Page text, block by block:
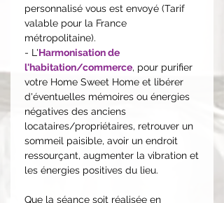
personnalisé vous est envoyé (Tarif
valable pour la France
métropolitaine).
- L'Harmonisation de
l'habitation/commerce, pour purifier
votre Home Sweet Home et libérer
d'éventuelles mémoires ou énergies
négatives des anciens
locataires/propriétaires, retrouver un
sommeil paisible, avoir un endroit
ressourçant, augmenter la vibration et
les énergies positives du lieu.
Que la séance soit réalisée en